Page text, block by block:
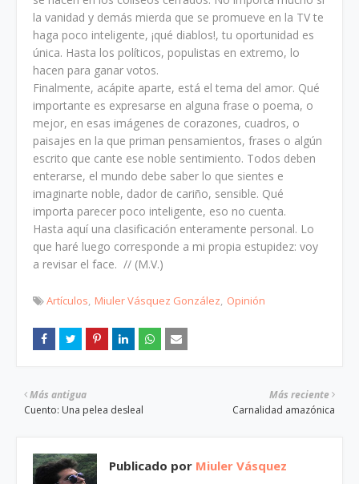
la vanidad y demás mierda que se promueve en la TV te
haga poco inteligente, ¡qué diablos!, tu oportunidad es
única. Hasta los políticos, populistas en extremo, lo
hacen para ganar votos.
Finalmente, acápite aparte, está el tema del amor. Qué
importante es expresarse en alguna frase o poema, o
mejor, en esas imágenes de corazones, cuadros, o
paisajes en la que priman pensamientos, frases o algún
escrito que cante ese noble sentimiento. Todos deben
enterarse, el mundo debe saber lo que sientes e
imaginarte noble, dador de cariño, sensible. Qué
importa parecer poco inteligente, eso no cuenta.
Hasta aquí una clasificación enteramente personal. Lo
que haré luego corresponde a mi propia estupidez: voy
a revisar el face. // (M.V.)
Artículos Miuler Vásquez González Opinión
Más reciente
Carnalidad amazónica
Más antigua
Cuento: Una pelea desleal
Publicado por Miuler Vásquez